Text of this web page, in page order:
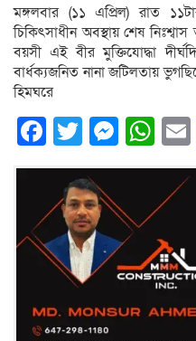
মঙ্গলবার (১১ এপ্রিল) রাত
চিকিৎসাধীন অবস্থায় শেষ
বয়সী এই বীর মুক্তিযোদ্ধা
বার্ধক্যজনিত নানা জটিলতায়
হিমঘরে
Facebook
Twitter